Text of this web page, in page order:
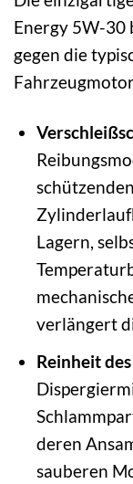
Energy 5W-30
gegen die
Lagern,
verlängert
Reinheit
deren
sauberen